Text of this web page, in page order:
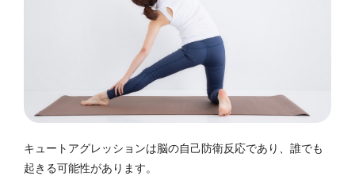
キュートアグレッションは脳の自己防衛反応であり、誰でも
起きる可能性があります。